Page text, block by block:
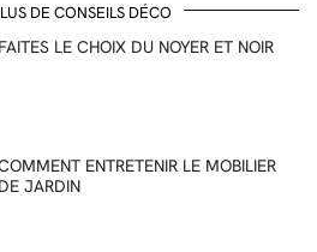
DE CONSEILS DÉCO
FAITES LE CHOIX DU NOYER ET NOIR
ENTRETENIR LE MOBILIER
DE JARDIN